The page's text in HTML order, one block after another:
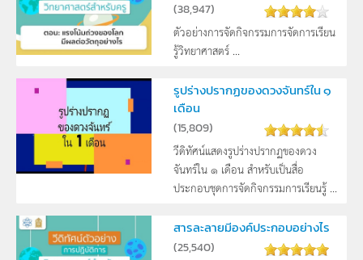
(38,947)
ตัวอย่างการจัดกิจกรรมการจัดการเรียน
รู้วิทยาศาสตร์ ...
รูปร่างปรากฏของดวงจันทร์ใน ๑
เดือน
(15,809)
วีดิทัศน์แสดงรูปร่างปรากฏของดวง
จันทร์ใน ๑ เดือน สำหรับเป็นสื่อ
ประกอบชุดการจัดกิจกรรมการเรียนรู้ ...
สารละลายมีองค์ประกอบอย่างไร
(25,540)